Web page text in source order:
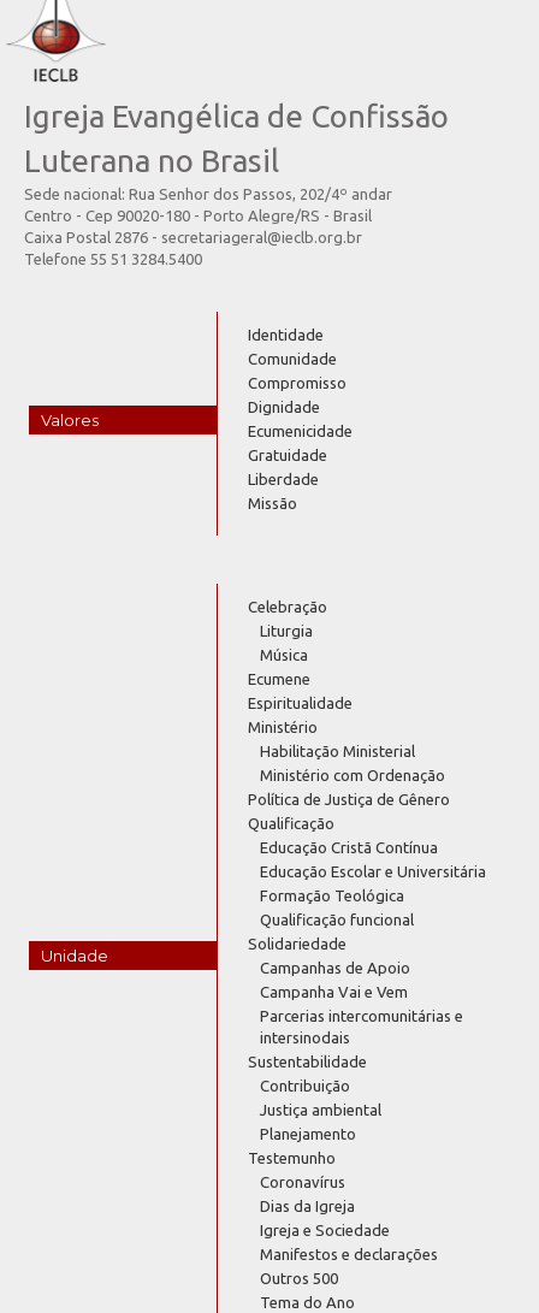
Igreja Evangélica de Confissão
Luterana no Brasil
Sede nacional: Rua Senhor dos Passos, 202/4º andar
Centro - Cep 90020-180 - Porto Alegre/RS - Brasil
Caixa Postal 2876 - secretariageral@ieclb.org.br
Telefone 55 51 3284.5400
Valores
Identidade
Comunidade
Compromisso
Dignidade
Ecumenicidade
Gratuidade
Liberdade
Missão
Unidade
Celebração
Liturgia
Música
Ecumene
Espiritualidade
Ministério
Habilitação Ministerial
Ministério com Ordenação
Política de Justiça de Gênero
Qualificação
Educação Cristã Contínua
Educação Escolar e Universitária
Formação Teológica
Qualificação funcional
Solidariedade
Campanhas de Apoio
Campanha Vai e Vem
Parcerias intercomunitárias e
intersinodais
Sustentabilidade
Contribuição
Justiça ambiental
Planejamento
Testemunho
Coronavírus
Dias da Igreja
Igreja e Sociedade
Manifestos e declarações
Outros 500
Tema do Ano